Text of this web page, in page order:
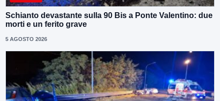
Schianto devastante sulla 90 Bis a Ponte Valentino: due
morti e un ferito grave
5 AGOSTO 2026